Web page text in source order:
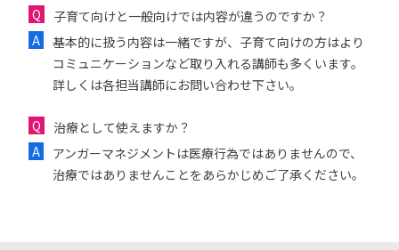
子育て向けと一般向けでは内容が違うのですか？
基本的に扱う内容は一緒ですが、子育て向けの方はより
コミュニケーションなど取り入れる講師も多くいます。
詳しくは各担当講師にお問い合わせ下さい。
治療として使えますか？
アンガーマネジメントは医療行為ではありませんので、
治療ではありませんことをあらかじめご了承ください。